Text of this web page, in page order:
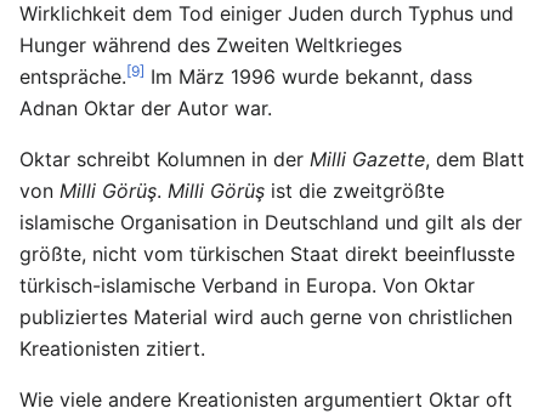
Wirklichkeit dem Tod einiger Juden durch Typhus und
Hunger während des Zweiten Weltkrieges
entspräche.[9] Im März 1996 wurde bekannt, dass
Adnan Oktar der Autor war.
Oktar schreibt Kolumnen in der Milli Gazette, dem Blatt
von Milli Görüş. Milli Görüş ist die zweitgrößte
islamische Organisation in Deutschland und gilt als der
größte, nicht vom türkischen Staat direkt beeinflusste
türkisch-islamische Verband in Europa. Von Oktar
publiziertes Material wird auch gerne von christlichen
Kreationisten zitiert.
Wie viele andere Kreationisten argumentiert Oktar oft